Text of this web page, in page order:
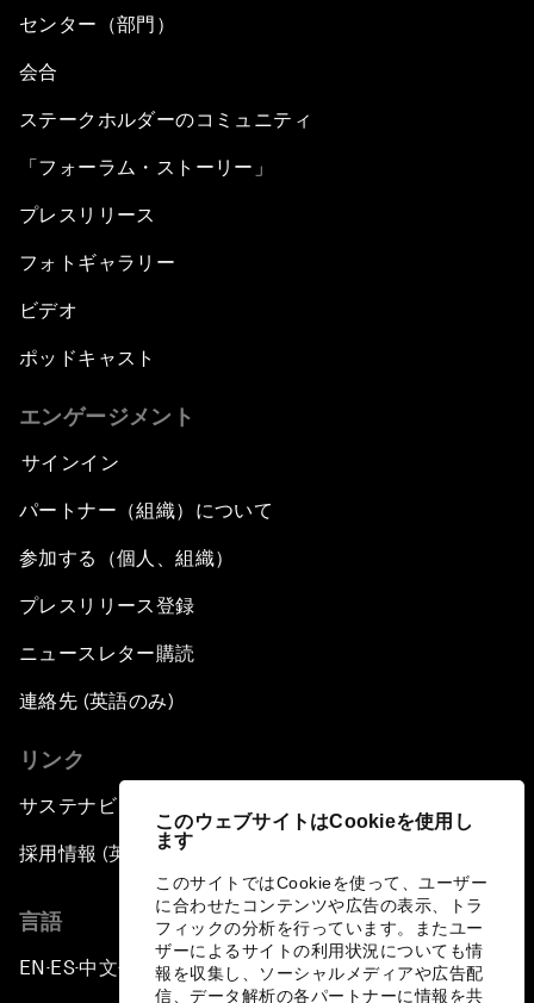
このウェブサイトはCookieを使用し
ます
このサイトではCookieを使って、ユーザー
に合わせたコンテンツや広告の表示、トラ
フィックの分析を行っています。またユー
ザーによるサイトの利用状況についても情
報を収集し、ソーシャルメディアや広告配
信、データ解析の各パートナーに情報を共
センター（部門）
会合
ステークホルダーのコミュニティ
「フォーラム・ストーリー」
プレスリリース
フォトギャラリー
ビデオ
ポッドキャスト
エンゲージメント
サインイン
パートナー（組織）について
参加する（個人、組織）
プレスリリース登録
ニュースレター購読
連絡先 (英語のみ)
リンク
サステナビリティへの取り組み
採用情報 (英語のみ)
言語
EN ▪ES▪中文▪ 日本語